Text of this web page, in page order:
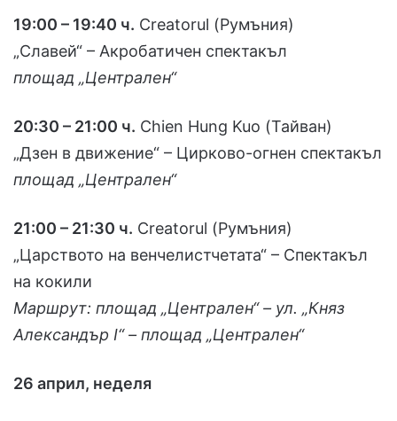
19:00 – 19:40 ч. Creatorul (Румъния)
„Славей“ – Акробатичен спектакъл
площад „Централен“
20:30 – 21:00 ч. Chien Hung Kuo (Тайван)
„Дзен в движение“ – Цирково-огнен спектакъл
площад „Централен“
21:00 – 21:30 ч. Creatorul (Румъния)
„Царството на венчелистчетата“ – Спектакъл
на кокили
Маршрут: площад „Централен“ – ул. „Княз
Александър І“ – площад „Централен“
26 април, неделя